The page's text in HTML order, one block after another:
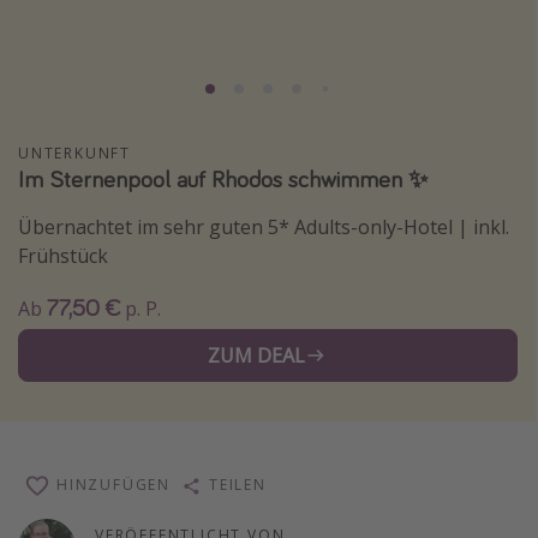
Reisethemen
Alle Reisethemen
Städtereisen
Strandurlaub
Wellnessurlaub
Abenteuerurlaub
Weitere Themen
UNTERKUNFT
Im Sternenpool auf Rhodos schwimmen ✨
Übernachtet im sehr guten 5* Adults-only-Hotel | inkl.
Frühstück
Ab 77,50 € p. P.
ZUM DEAL
HINZUFÜGEN TEILEN